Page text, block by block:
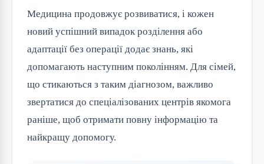
Медицина продовжує розвиватися, і кожен
новий успішний випадок розділення або
адаптації без операції додає знань, які
допомагають наступним поколінням. Для сімей,
що стикаються з таким діагнозом, важливо
звертатися до спеціалізованих центрів якомога
раніше, щоб отримати повну інформацію та
найкращу допомогу.